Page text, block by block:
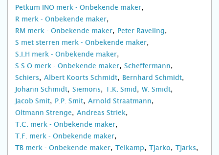
Petkum INO merk - Onbekende maker
R merk - Onbekende maker
RM merk - Onbekende maker
Peter Raveling
S met sterren merk - Onbekende maker
S.I.H merk - Onbekende maker
S.S.O merk - Onbekende maker
Scheffermann
Schiers
Albert Koorts Schmidt
Bernhard Schmidt
Johann Schmidt
Siemons T.K. Smid
W. Smidt
Jacob Smit
P.P. Smit
Arnold Straatmann
Oltmann Strenge
Andreas Striek
T.C. merk - Onbekende maker
T.F. merk - Onbekende maker
TB merk - Onbekende maker
Telkamp Tjarko
Tjarks